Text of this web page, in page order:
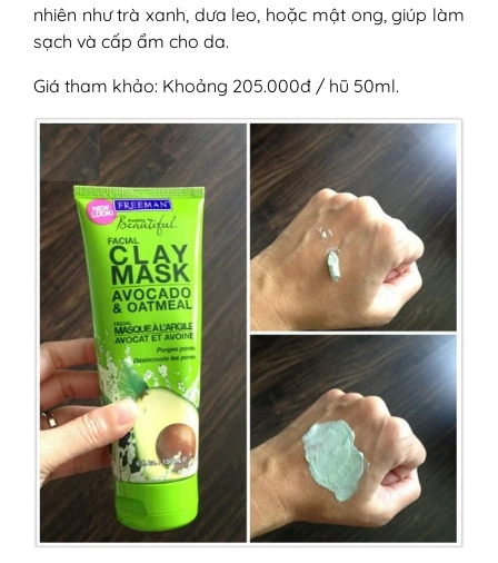
nhiên như trà xanh, dưa leo, hoặc mật ong, giúp làm
sạch và cấp ẩm cho da.
Giá tham khảo: Khoảng 205.000đ / hũ 50ml.